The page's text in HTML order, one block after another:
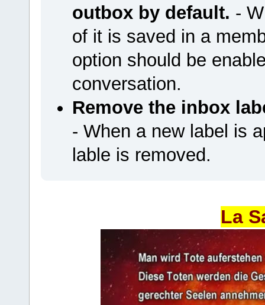
outbox by default. -
of it is saved in a
option should be
conversation.
Remove the inbox
- When a new label is
lable is removed.
La